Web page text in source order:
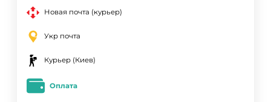
Новая почта (курьер)
Укр почта
Курьер (Киев)
Оплата